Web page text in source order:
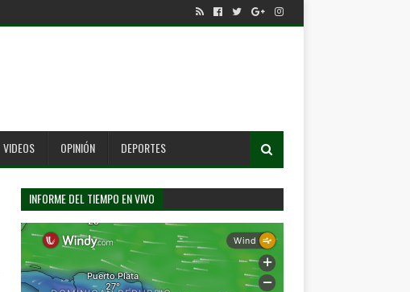
VIDEOS OPINIÓN DEPORTES
INFORME DEL TIEMPO EN VIVO